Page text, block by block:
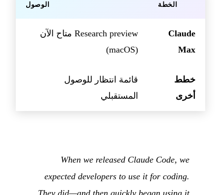
الخطة الوصول
Claude
Max
Research preview متاح الآن
(macOS)
خطط
أخرى
قائمة انتظار للوصول
المستقبلي
When we released Claude Code, we
expected developers to use it for coding.
They did—and then quickly began using it